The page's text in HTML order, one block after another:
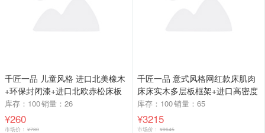
千匠一品 儿童风格 进口北美橡木
+环保封闭漆+进口北欧赤松床板
时尚大气儿童床627-L
库存：100销量：26
¥260
市场价： ¥780
千匠一品 意式风格网红款床肌肉
床床实木多层板框架+进口高密度
高回弹海绵+进口超纤皮 高档大
气床284床-X
库存：100销量：65
¥3215
市场价： ¥9645